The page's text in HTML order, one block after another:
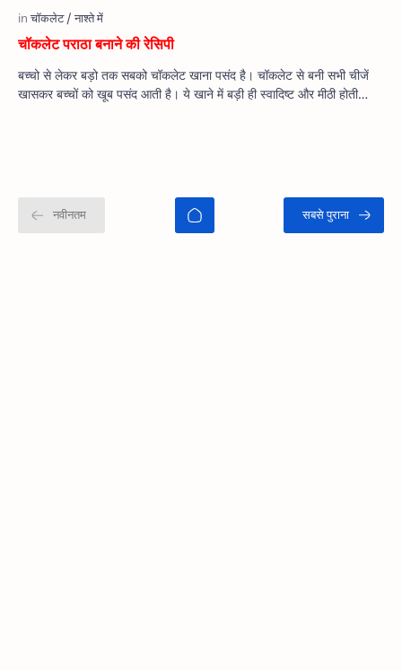
चॉकलेट पराठा बनाने की रेसिपी
बच्चो से लेकर बड़ो तक सबको चॉकलेट खाना पसंद है। चॉकलेट से बनी सभी चीजें
खासकर बच्चों को खूब पसंद आती है। ये खाने में बड़ी ही स्वादिष्ट और मीठी होती…